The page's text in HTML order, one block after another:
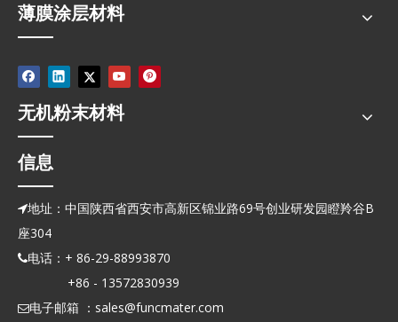
薄膜涂层材料
无机粉末材料
信息
地址：中国陕西省西安市高新区锦业路69号创业研发园瞪羚谷B
座304
电话：+ 86-29-88993870
+86 - 13572830939
电子邮箱 ： sales@funcmater.com